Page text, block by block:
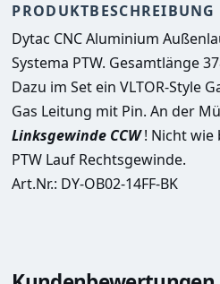
PRODUKTBESCHREIBUNG
Dytac CNC Aluminium
Systema PTW. Gesamtlänge
Dazu im Set ein VLTOR-Style
Gas Leitung mit Pin. An der
Linksgewinde CCW ! Nicht wie
PTW Lauf Rechtsgewinde.
Art.Nr.: DY-OB02-14FF-BK